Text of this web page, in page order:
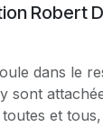
Robert
dans le
sont
et